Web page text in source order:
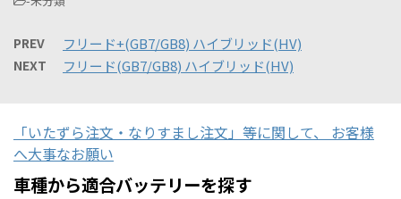
PREV フリード+(GB7/GB8) ハイブリッド(HV)
NEXT フリード(GB7/GB8) ハイブリッド(HV)
「いたずら注文・なりすまし注文」等に関して、 お客様
へ大事なお願い
車種から適合バッテリーを探す